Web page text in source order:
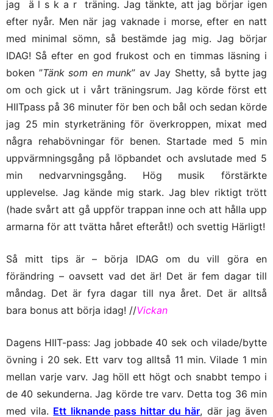
jag ä l s k a r träning. Jag tänkte, att jag börjar igen
efter nyår. Men när jag vaknade i morse, efter en natt
med minimal sömn, så bestämde jag mig. Jag börjar
IDAG! Så efter en god frukost och en timmas läsning i
boken ”Tänk som en munk” av Jay Shetty, så bytte jag
om och gick ut i vårt träningsrum. Jag körde först ett
HIITpass på 36 minuter för ben och bål och sedan körde
jag 25 min styrketräning för överkroppen, mixat med
några rehabövningar för benen. Startade med 5 min
uppvärmningsgång på löpbandet och avslutade med 5
min nedvarvningsgång. Hög musik förstärkte
upplevelse. Jag kände mig stark. Jag blev riktigt trött
(hade svårt att gå uppför trappan inne och att hålla upp
armarna för att tvätta håret efteråt!) och svettig Härligt!
Så mitt tips är – börja IDAG om du vill göra en
förändring – oavsett vad det är! Det är fem dagar till
måndag. Det är fyra dagar till nya året. Det är alltså
bara bonus att börja idag! //Vickan
Dagens HIIT-pass: Jag jobbade 40 sek och vilade/bytte
övning i 20 sek. Ett varv tog alltså 11 min. Vilade 1 min
mellan varje varv. Jag höll ett högt och snabbt tempo i
de 40 sekunderna. Jag körde tre varv. Detta tog 36 min
med vila. Ett liknande pass hittar du här, där jag även